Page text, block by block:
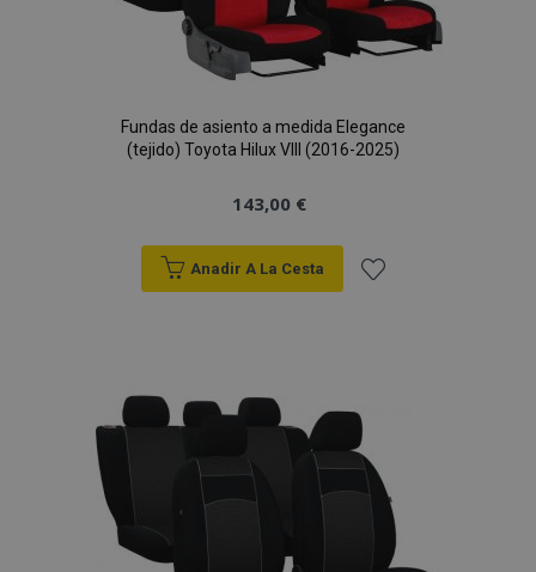
Fundas de asiento a medida Elegance
(tejido) Toyota Hilux VIII (2016-2025)
143,00 €
Anadir A La Cesta
Lista
de
Deseos